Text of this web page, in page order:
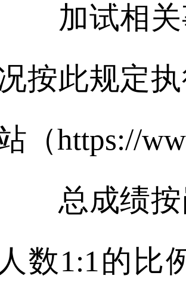
加试相关
按此规定
（https://
总成绩按
人数1:1的比